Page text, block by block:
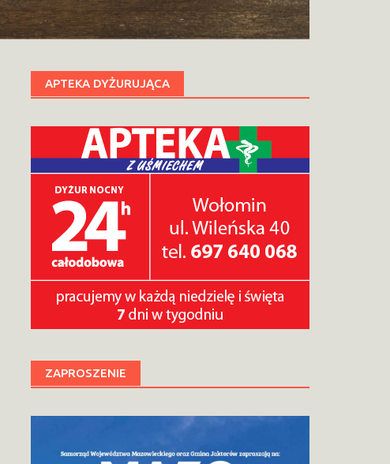
APTEKA DYŻURUJĄCA
ZAPROSZENIE